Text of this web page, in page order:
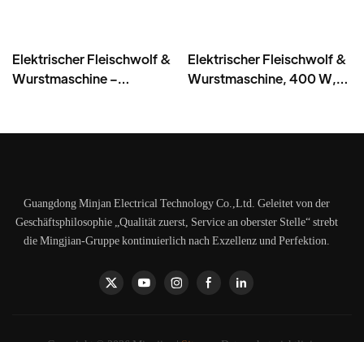
Elektrischer Fleischwolf &
Wurstmaschine –
W – MGO
Elektrischer Fleischwolf &
Wurstmaschine, 400 W,
Guangdong Minjan Electrical Technology Co.,Ltd. Geleitet von der
Geschäftsphilosophie „Qualität zuerst, Service an oberster Stelle“ strebt
die Mingjian-Gruppe kontinuierlich nach Exzellenz und Perfektion.